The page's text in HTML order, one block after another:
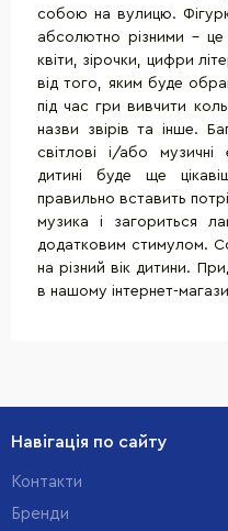
собою на вулицю.
абсолютно різними - це
квіти, зірочки, цифри
від того, яким буде
під час гри вивчити
назви звірів та інше.
світлові і/або
дитині буде ще
правильно вставить
музика і загориться
додатковим стимулом.
на різний вік дитини.
в нашому інтернет-
Навігація по сайту
Контакти
Бренди